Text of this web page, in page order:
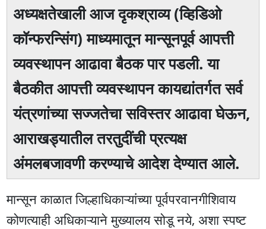
अध्यक्षतेखाली आज दृकश्राव्य (व्हिडिओ
कॉन्फरन्सिंग) माध्यमातून मान्सूनपूर्व आपत्ती
व्यवस्थापन आढावा बैठक पार पडली. या
बैठकीत आपत्ती व्यवस्थापन कायद्यांतर्गत सर्व
यंत्रणांच्या सज्जतेचा सविस्तर आढावा घेऊन,
आराखड्यातील तरतुदींची प्रत्यक्ष
अंमलबजावणी करण्याचे आदेश देण्यात आले.
मान्सून काळात जिल्हाधिकाऱ्यांच्या पूर्वपरवानगीशिवाय
कोणत्याही अधिकाऱ्याने मुख्यालय सोडू नये, अशा स्पष्ट